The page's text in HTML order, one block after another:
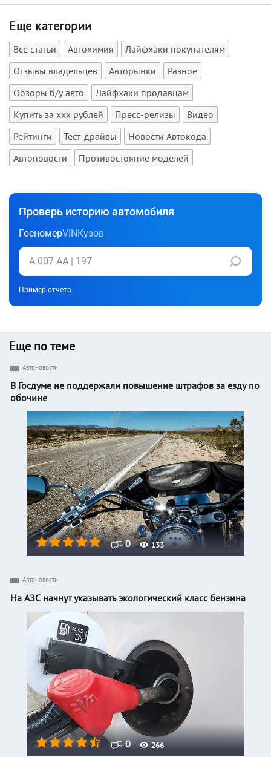
Еще категории
Все статьи Автохимия
Лайфхаки покупателям
Отзывы владельцев
Авторынки
Разное
Обзоры б/у авто
Лайфхаки продавцам
Купить за xxx рублей
Пресс-релизы
Видео
Рейтинги
Тест-драйвы
Новости Автокода
Автоновости
Противостояние моделей
Проверь историю автомобиля
ГосномерVINКузов
Пример отчета
Еще по теме
0 133
Автоновости
В Госдуме не поддержали повышение штрафов за езду по
обочине
0 266
Автоновости
На АЗС начнут указывать экологический класс бензина